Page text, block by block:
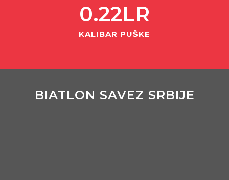
0.22LR
KALIBAR PUŠKE
BIATLON SAVEZ SRBIJE